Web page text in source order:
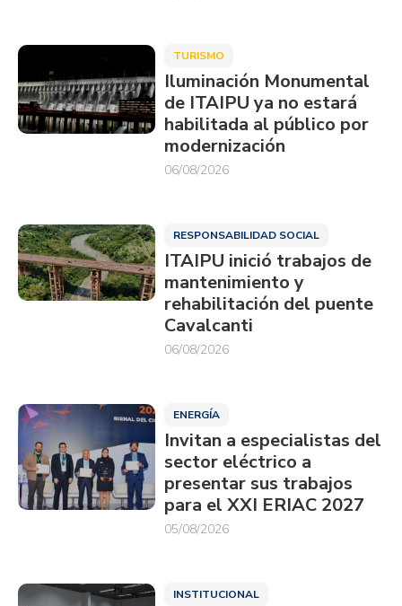
TURISMO
Iluminación Monumental
de ITAIPU ya no estará
habilitada al público por
modernización
06/08/2026
RESPONSABILIDAD SOCIAL
ITAIPU inició trabajos de
mantenimiento y
rehabilitación del puente
Cavalcanti
06/08/2026
ENERGÍA
Invitan a especialistas del
sector eléctrico a
presentar sus trabajos
para el XXI ERIAC 2027
05/08/2026
INSTITUCIONAL